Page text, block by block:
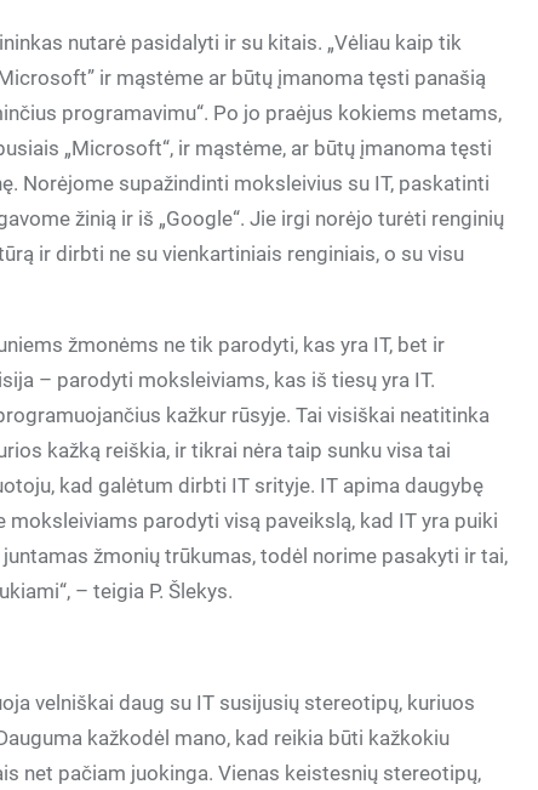
nutarė pasidalyti ir su kitais. „Vėliau kaip tik
ir mąstėme ar būtų įmanoma tęsti panašią
programavimu“. Po jo praėjus kokiems metams,
„Microsoft“, ir mąstėme, ar būtų įmanoma tęsti
Norėjome supažindinti moksleivius su IT, paskatinti
žinią ir iš „Google“. Jie irgi norėjo turėti renginių
ir dirbti ne su vienkartiniais renginiais, o su visu
žmonėms ne tik parodyti, kas yra IT, bet ir
– parodyti moksleiviams, kas iš tiesų yra IT.
kažkur rūsyje. Tai visiškai neatitinka
kažką reiškia, ir tikrai nėra taip sunku visa tai
kad galėtum dirbti IT srityje. IT apima daugybę
parodyti visą paveikslą, kad IT yra puiki
žmonių trūkumas, todėl norime pasakyti ir tai,
– teigia P. Šlekys.
velniškai daug su IT susijusių stereotipų, kuriuos
kažkodėl mano, kad reikia būti kažkokiu
net pačiam juokinga. Vienas keistesnių stereotipų,